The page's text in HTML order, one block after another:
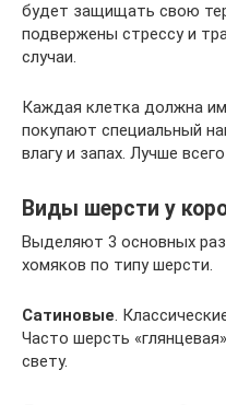
будет защищать свою
подвержены стрессу и
случаи.
Каждая клетка должна
покупают специальный
влагу и запах. Лучше
Виды шерсти у
Выделяют 3 основных
хомяков по типу шерсти.
Сатиновые.
Часто шерсть
свету.